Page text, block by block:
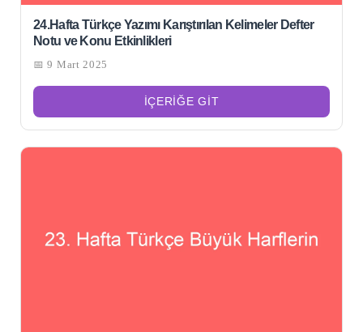
24.Hafta Türkçe Yazımı Karıştırılan Kelimeler Defter
Notu ve Konu Etkinlikleri
📅 9 Mart 2025
İÇERIĞE GIT